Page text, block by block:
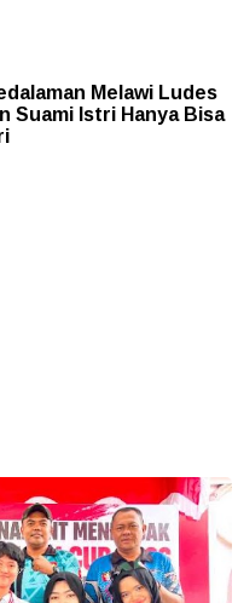
Melawi Ludes
Suami Istri Hanya Bisa